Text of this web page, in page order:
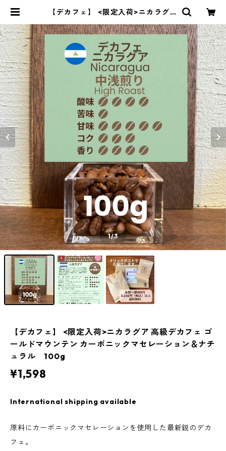
【デカフェ】 <限定入荷>ニカラグア
カーボニックマセレーション＆ナチ
ュラル 100g | 豆丸珈琲
1/3
【デカフェ】 <限定入荷>ニカラグア 高級デカフェ ゴ
ールドマウンテン カーボニックマセレーション＆ナチ
ュラル 100g
¥1,598
International shipping available
原料にカーボニックマセレーションを使用した最新鋭のデカ
フェ。